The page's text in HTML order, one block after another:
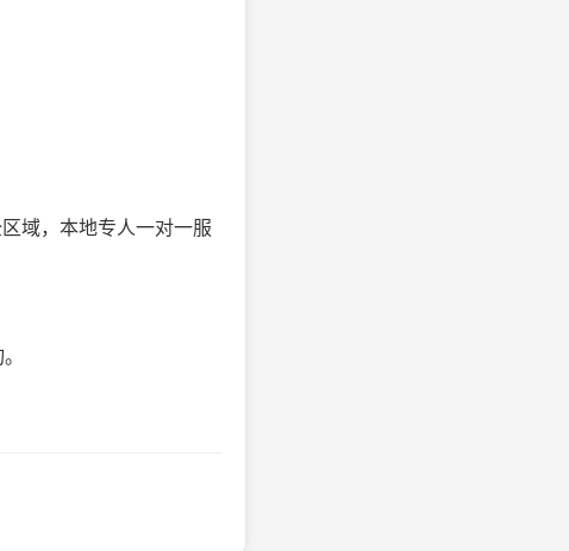
域，本地专人一对一服